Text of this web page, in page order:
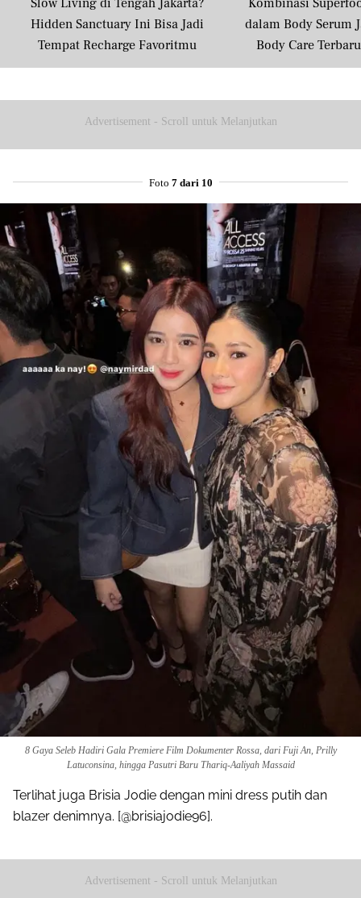
Slow Living di Tengah Jakarta?
Hidden Sanctuary Ini Bisa Jadi
Tempat Recharge Favoritmu
Kombinasi
dalam Body Serum
Body Care
Masyarakat
Advertisement - Scroll untuk Melanjutkan
Foto 7 dari 10
8 Gaya Seleb Hadiri Gala Premiere Film Dokumenter Rossa, dari Fuji An, Prilly
Latuconsina, hingga Pasutri Baru Thariq-Aaliyah Massaid
Terlihat juga Brisia Jodie dengan mini dress putih dan
blazer denimnya. [@brisiajodie96].
Advertisement - Scroll untuk Melanjutkan
Mail